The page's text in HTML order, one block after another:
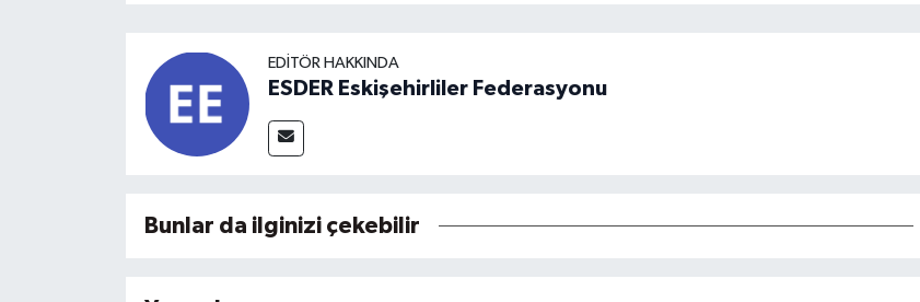
EDITÖR HAKKINDA
ESDER Eskişehirliler Federasyonu
Bunlar da ilginizi çekebilir